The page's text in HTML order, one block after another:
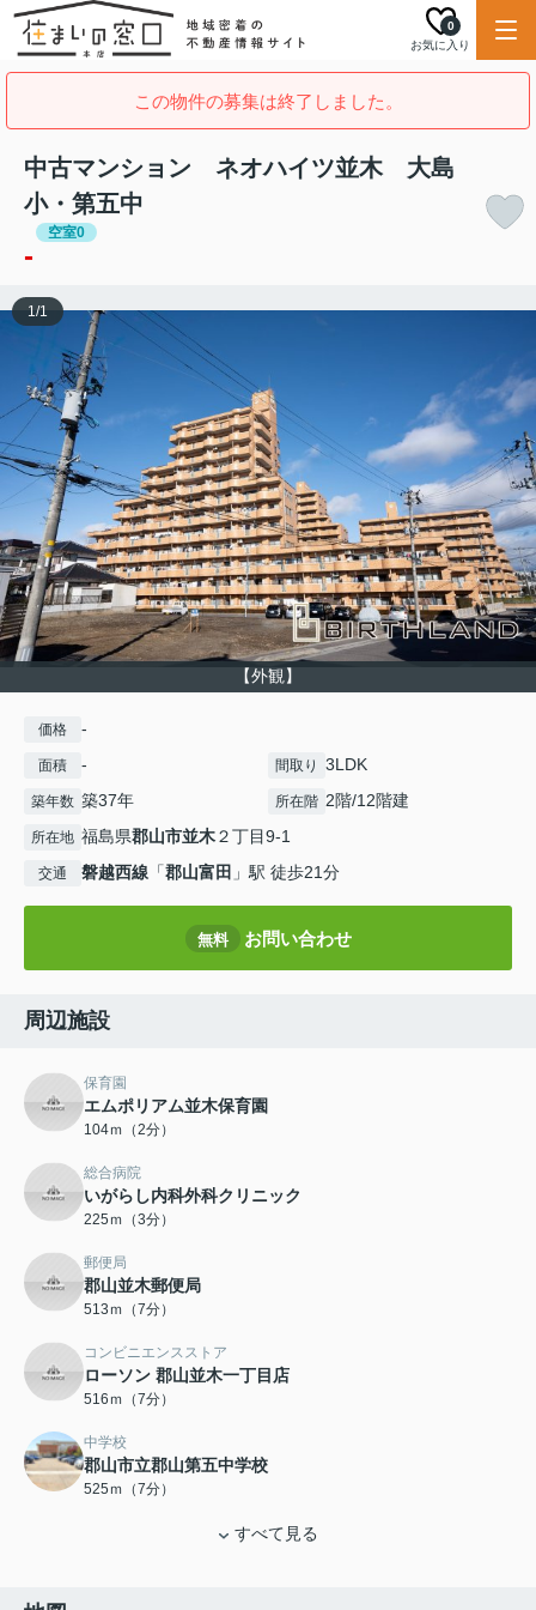
お気に入り
0
この物件の募集は終了しました。
中古マンション ネオハイツ並木 大島
小・第五中
空室0
-
【外観】
1/1
価格 -
面積 - 間取り 3LDK
築年数 築37年 所在階 2階/12階建
所在地 福島県郡山市並木２丁目9-1
交通 磐越西線 「郡山富田 」駅 徒歩21分
無料 お問い合わせ
周辺施設
保育園
エムポリアム並木保育園
104ｍ（2分）
総合病院
いがらし内科外科クリニック
225ｍ（3分）
郵便局
郡山並木郵便局
513ｍ（7分）
コンビニエンスストア
ローソン 郡山並木一丁目店
516ｍ（7分）
中学校
郡山市立郡山第五中学校
525ｍ（7分）
すべて見る